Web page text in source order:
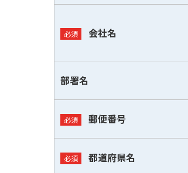
会社名
部署名
郵便番号
都道府県名